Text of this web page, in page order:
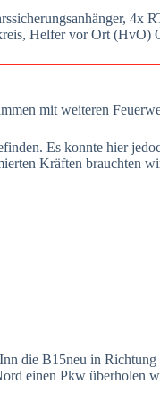
4x
Hel­fer vor Ort
mit wei­te­ren
Es konn­te hier
Kräf­ten brauch­ten
B15neu in
einen Pkw über­ho­len